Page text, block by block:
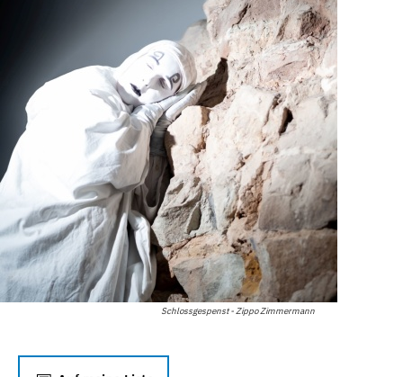
Schlossgespenst - Zippo Zimmermann